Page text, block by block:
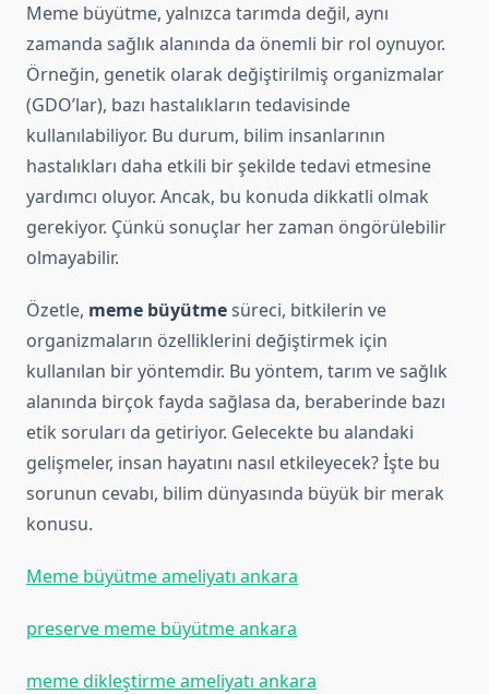
Meme büyütme, yalnızca tarımda değil, aynı
zamanda sağlık alanında da önemli bir rol oynuyor.
Örneğin, genetik olarak değiştirilmiş organizmalar
(GDO’lar), bazı hastalıkların tedavisinde
kullanılabiliyor. Bu durum, bilim insanlarının
hastalıkları daha etkili bir şekilde tedavi etmesine
yardımcı oluyor. Ancak, bu konuda dikkatli olmak
gerekiyor. Çünkü sonuçlar her zaman öngörülebilir
olmayabilir.
Özetle, meme büyütmesüreci, bitkilerin ve
organizmaların özelliklerini değiştirmek için
kullanılan bir yöntemdir. Bu yöntem, tarım ve sağlık
alanında birçok fayda sağlasa da, beraberinde bazı
etik soruları da getiriyor. Gelecekte bu alandaki
gelişmeler, insan hayatını nasıl etkileyecek? İşte bu
sorunun cevabı, bilim dünyasında büyük bir merak
konusu.
Meme büyütme ameliyatı ankara
preserve meme büyütme ankara
meme dikleştirme ameliyatı ankara